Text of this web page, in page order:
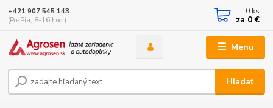
Menu
Hľadať
+421 907 545 143
(Po-Pia, 8-16 hod.)
0 ks
za 0 €